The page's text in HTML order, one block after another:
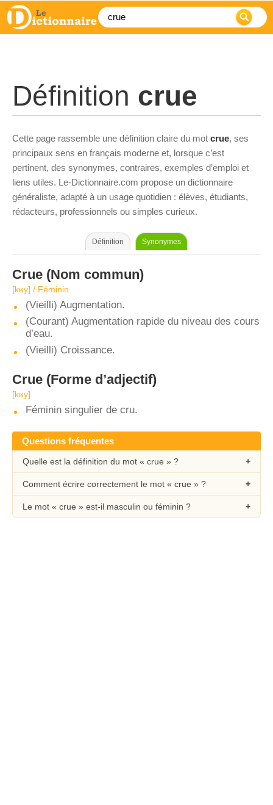
Définition crue
Cette page rassemble une définition claire du mot crue, ses
principaux sens en français moderne et, lorsque c’est
pertinent, des synonymes, contraires, exemples d’emploi et
liens utiles. Le-Dictionnaire.com propose un dictionnaire
généraliste, adapté à un usage quotidien : élèves, étudiants,
rédacteurs, professionnels ou simples curieux.
Définition Synonymes
Crue (Nom commun)
[kʁy] / Féminin
(Vieilli) Augmentation.
(Courant) Augmentation rapide du niveau des cours
d’eau.
(Vieilli) Croissance.
Crue (Forme d’adjectif)
[kʁy]
Féminin singulier de cru.
Questions fréquentes
Quelle est la définition du mot « crue » ?
Comment écrire correctement le mot « crue » ?
Le mot « crue » est-il masculin ou féminin ?